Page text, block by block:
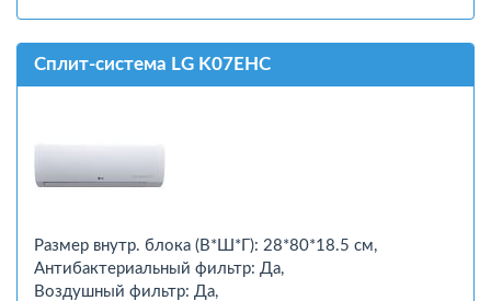
Сплит-система LG K07EHC
Размер внутр. блока (В*Ш*Г): 28*80*18.5 см,
Антибактериальный фильтр: Да,
Воздушный фильтр: Да,